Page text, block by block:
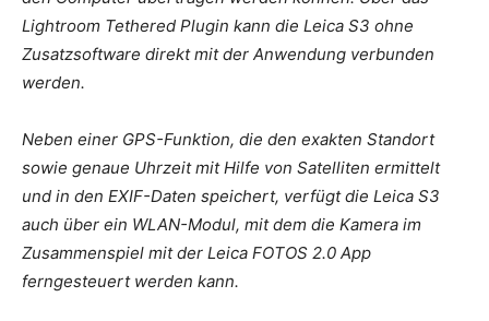
Lightroom Tethered Plugin kann die Leica S3 ohne
Zusatzsoftware direkt mit der Anwendung verbunden
werden.
Neben einer GPS-Funktion, die den exakten Standort
sowie genaue Uhrzeit mit Hilfe von Satelliten ermittelt
und in den EXIF-Daten speichert, verfügt die Leica S3
auch über ein WLAN-Modul, mit dem die Kamera im
Zusammenspiel mit der Leica FOTOS 2.0 App
ferngesteuert werden kann.